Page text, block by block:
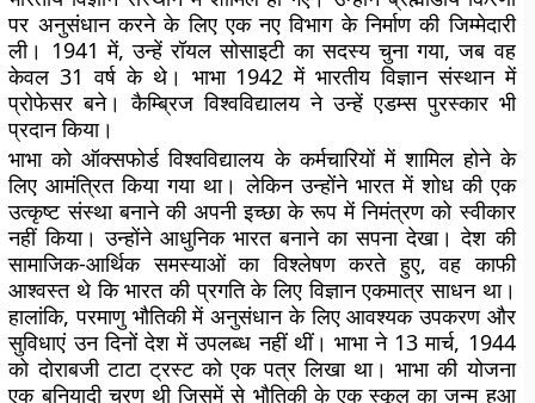
पर अनुसंधान करने के लिए एक नए विभाग के निर्माण की जिम्मेदारी
ली। 1941 में, उन्हें रॉयल सोसाइटी का सदस्य चुना गया, जब वह
केवल 31 वर्ष के थे। भाभा 1942 में भारतीय विज्ञान संस्थान में
प्रोफेसर बने। कैम्ब्रिज विश्वविद्यालय ने उन्हें एडम्स पुरस्कार भी
प्रदान किया।
भाभा को ऑक्सफोर्ड विश्वविद्यालय के कर्मचारियों में शामिल होने के
लिए आमंत्रित किया गया था। लेकिन उन्होंने भारत में शोध की एक
उत्कृष्ट संस्था बनाने की अपनी इच्छा के रूप में निमंत्रण को स्वीकार
नहीं किया। उन्होंने आधुनिक भारत बनाने का सपना देखा। देश की
सामाजिक-आर्थिक समस्याओं का विश्लेषण करते हुए, वह काफी
आश्वस्त थे कि भारत की प्रगति के लिए विज्ञान एकमात्र साधन था।
हालांकि, परमाणु भौतिकी में अनुसंधान के लिए आवश्यक उपकरण और
सुविधाएं उन दिनों देश में उपलब्ध नहीं थीं। भाभा ने 13 मार्च, 1944
को दोराबजी टाटा ट्रस्ट को एक पत्र लिखा था। भाभा की योजना
एक बुनियादी चरण थी जिसमें से भौतिकी के एक स्कूल का जन्म हुआ